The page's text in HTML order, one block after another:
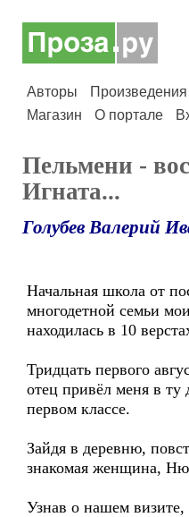
Авторы Произведения
Магазин
О портале
Пельмени -
Игната...
Голубев Валерий
Начальная школа от
многодетной семьи
находилась в 10
Тридцать первого
отец привёл меня в ту
первом классе.
Зайдя в деревню,
знакомая женщина,
Узнав о нашем визите,